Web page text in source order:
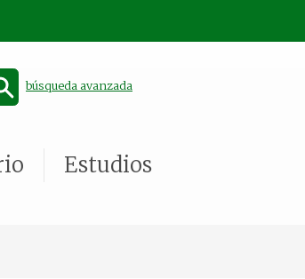
búsqueda avanzada
Estudios